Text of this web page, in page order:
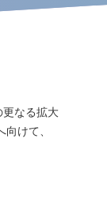
なる拡大
けて、